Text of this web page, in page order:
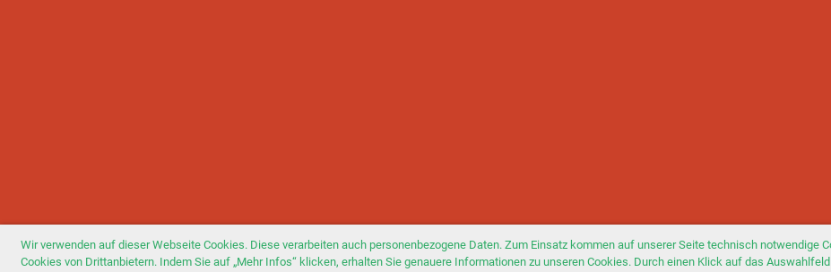
Wir verwenden auf dieser Webseite Cookies. Diese verarbeiten auch personenbezogene Daten. Zum Einsatz kommen auf unserer Seite technisch notwendige
Cookies von Drittanbietern. Indem Sie auf „Mehr Infos“ klicken, erhalten Sie genauere Informationen zu unseren Cookies. Durch einen Klick auf das